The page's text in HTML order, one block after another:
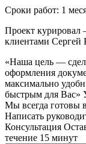
Сроки работ: 1
Проект курировал
клиентами Сергей
«Наша цель —
оформления
максимально
быстрым для Вас»
Мы всегда готовы
Написать
Консультация
течение 15 минут